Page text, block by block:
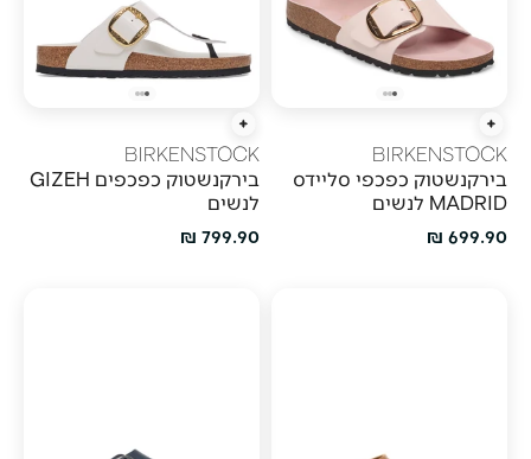
הוספה מהירה
BIRKENSTOCK
בירקנשטוק כפכפי סליידס
MADRID לנשים
מחיר מבצע
699.90 ₪
הוספה מהירה
BIRKENSTOCK
בירקנשטוק כפכפים GIZEH
לנשים
מחיר מבצע
799.90 ₪